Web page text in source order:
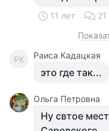
11 лет 21
РК Раиса Кадацкая
это где так...
Ольга Петровна
Ну свтое